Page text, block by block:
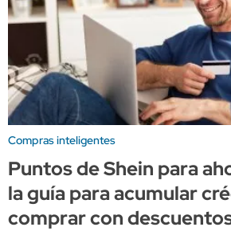
Compras inteligentes
Puntos de Shein para
la guía para acumular
comprar con